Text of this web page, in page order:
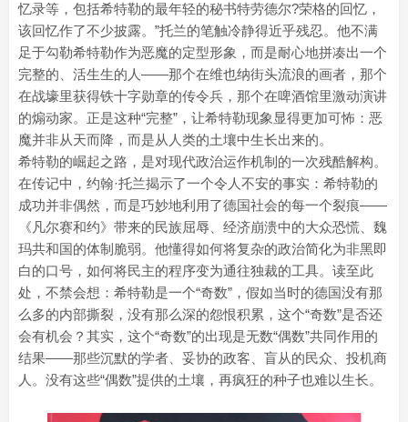
忆录等，包括希特勒的最年轻的秘书特劳德尔?荣格的回忆，
该回忆作了不少披露。”托兰的笔触冷静得近乎残忍。他不满
足于勾勒希特勒作为恶魔的定型形象，而是耐心地拼凑出一个
完整的、活生生的人——那个在维也纳街头流浪的画者，那个
在战壕里获得铁十字勋章的传令兵，那个在啤酒馆里激动演讲
的煽动家。正是这种“完整”，让希特勒现象显得更加可怖：恶
魔并非从天而降，而是从人类的土壤中生长出来的。
希特勒的崛起之路，是对现代政治运作机制的一次残酷解构。
在传记中，约翰·托兰揭示了一个令人不安的事实：希特勒的
成功并非偶然，而是巧妙地利用了德国社会的每一个裂痕——
《凡尔赛和约》带来的民族屈辱、经济崩溃中的大众恐慌、魏
玛共和国的体制脆弱。他懂得如何将复杂的政治简化为非黑即
白的口号，如何将民主的程序变为通往独裁的工具。读至此
处，不禁会想：希特勒是一个“奇数”，假如当时的德国没有那
么多的内部撕裂，没有那么深的怨恨积累，这个“奇数”是否还
会有机会？其实，这个“奇数”的出现是无数“偶数”共同作用的
结果——那些沉默的学者、妥协的政客、盲从的民众、投机商
人。没有这些“偶数”提供的土壤，再疯狂的种子也难以生长。